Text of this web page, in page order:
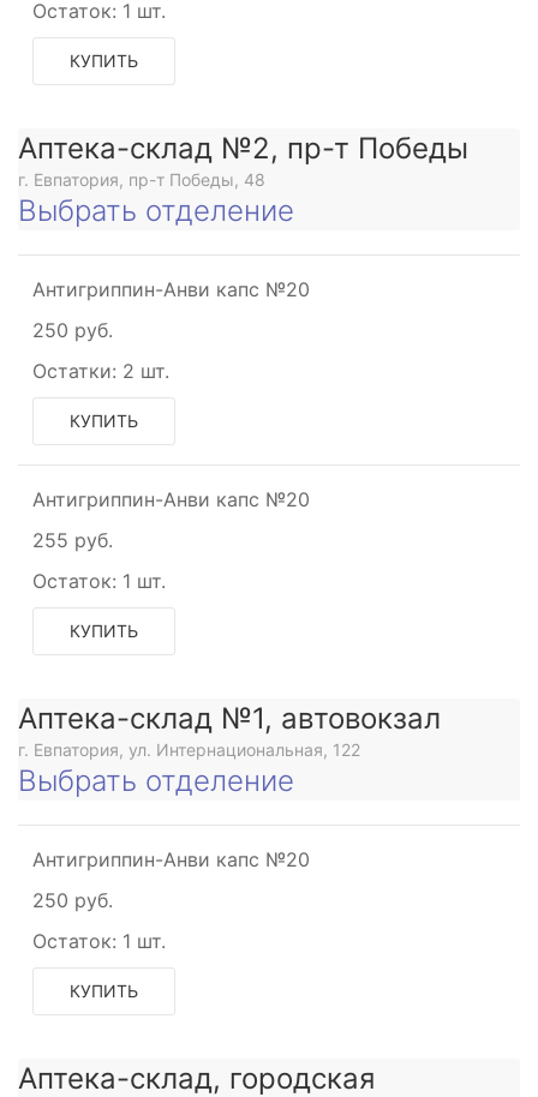
Остаток: 1 шт.
КУПИТЬ
Аптека-склад №2, пр-т Победы
г. Евпатория, пр-т Победы, 48
Выбрать отделение
Антигриппин-Анви капс №20
250 руб.
Остатки: 2 шт.
КУПИТЬ
Антигриппин-Анви капс №20
255 руб.
Остаток: 1 шт.
КУПИТЬ
Аптека-склад №1, автовокзал
г. Евпатория, ул. Интернациональная, 122
Выбрать отделение
Антигриппин-Анви капс №20
250 руб.
Остаток: 1 шт.
КУПИТЬ
Аптека-склад, городская